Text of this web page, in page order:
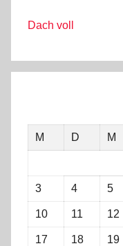
Dach voll
M
D M
3 4 5
10 11 12
17 18 19